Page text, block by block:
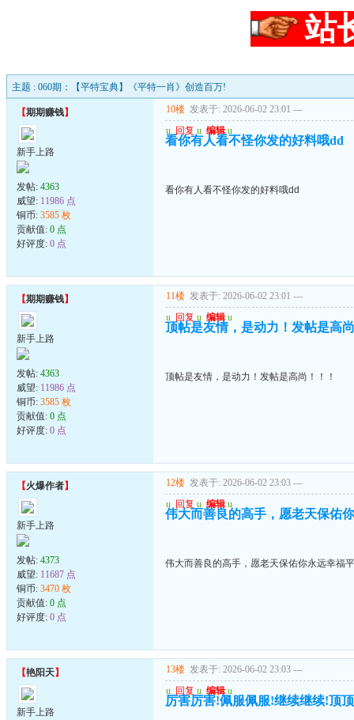
站
主题 : 060期：【平特宝典】《平特一肖》创造百万!
【期期赚钱】
新手上路
发帖: 4363
威望: 11986 点
铜币: 3585 枚
贡献值: 0 点
好评度: 0 点
10楼 发表于: 2026-06-02 23:01 ---
u 回复 u 编辑 u
看你有人看不怪你发的好料哦dd
看你有人看不怪你发的好料哦dd
【期期赚钱】
新手上路
发帖: 4363
威望: 11986 点
铜币: 3585 枚
贡献值: 0 点
好评度: 0 点
11楼 发表于: 2026-06-02 23:01 ---
u 回复 u 编辑 u
顶帖是友情，是动力！发帖是高
顶帖是友情，是动力！发帖是高尚！！！
【火爆作者】
新手上路
发帖: 4373
威望: 11687 点
铜币: 3470 枚
贡献值: 0 点
好评度: 0 点
12楼 发表于: 2026-06-02 23:03 ---
u 回复 u 编辑 u
伟大而善良的高手，愿老天保佑
伟大而善良的高手，愿老天保佑你永远幸福
【艳阳天】
新手上路
13楼 发表于: 2026-06-02 23:03 ---
u 回复 u 编辑 u
厉害厉害!佩服佩服!继续继续!顶